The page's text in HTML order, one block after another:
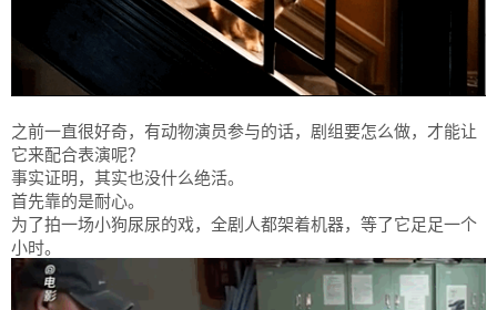
之前一直很好奇，有动物演员参与的话，剧组要怎么做，才能让
它来配合表演呢？
事实证明，其实也没什么绝活。
首先靠的是耐心。
为了拍一场小狗尿尿的戏，全剧人都架着机器，等了它足足一个
小时。